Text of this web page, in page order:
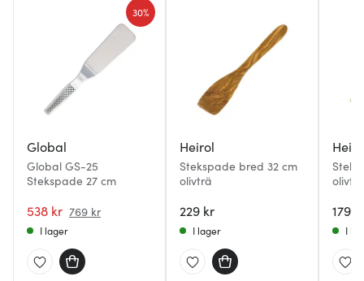
Global
Global GS-25
Stekspade 27 cm
538 kr 769 kr
30%
I lager
Heirol
Stekspade bred 32 cm
olivträ
229 kr
I lager
olivträ
179
I